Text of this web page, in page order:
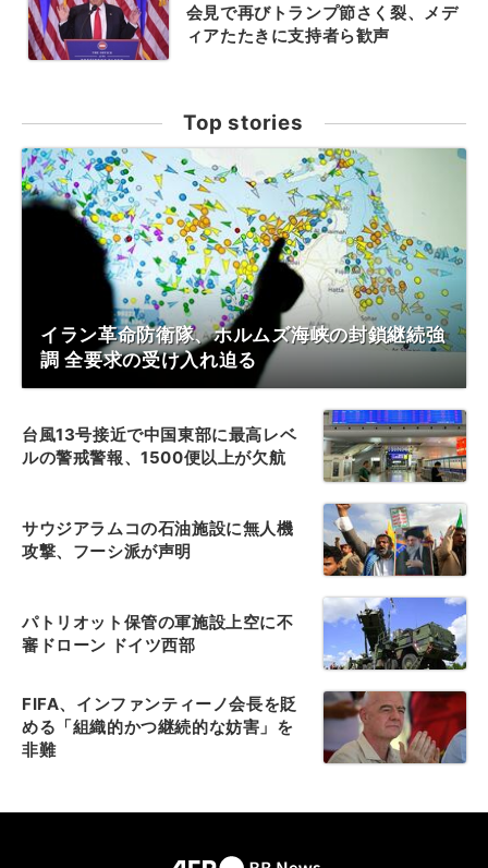
会見で再びトランプ節さく裂、メデ
ィアたたきに支持者ら歓声
Top stories
イラン革命防衛隊、ホルムズ海峡の封鎖継続強
調 全要求の受け入れ迫る
台風13号接近で中国東部に最高レベ
ルの警戒警報、1500便以上が欠航
サウジアラムコの石油施設に無人機
攻撃、フーシ派が声明
パトリオット保管の軍施設上空に不
審ドローン ドイツ西部
FIFA、インファンティーノ会長を貶
める「組織的かつ継続的な妨害」を
非難